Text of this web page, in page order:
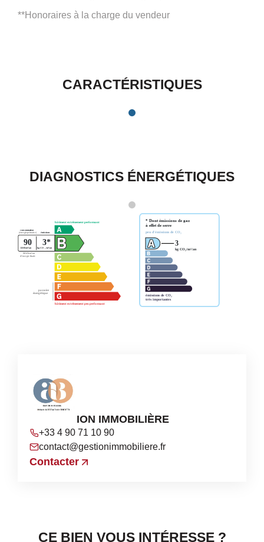
**Honoraires à la charge du vendeur
CARACTÉRISTIQUES
DIAGNOSTICS ÉNERGÉTIQUES
AB GESTION IMMOBILIÈRE
+33 4 90 71 10 90
contact@gestionimmobiliere.fr
Contacter
CE BIEN VOUS INTÉRESSE ?